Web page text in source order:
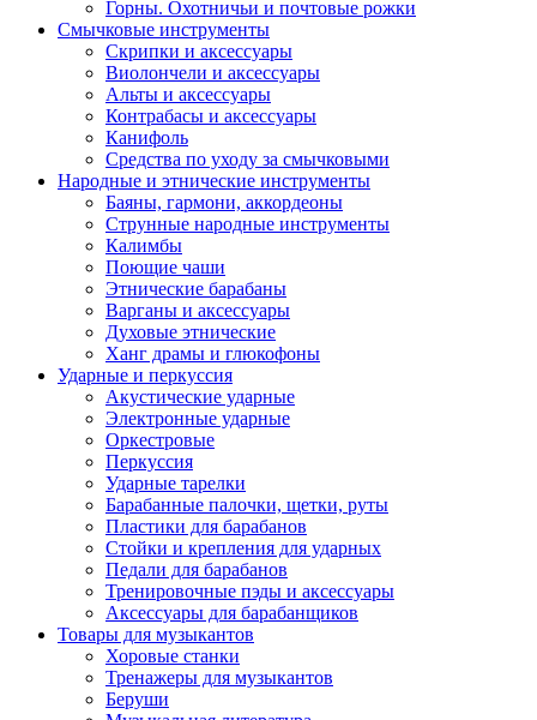
Горны. Охотничьи и почтовые рожки
Смычковые инструменты
Скрипки и аксессуары
Виолончели и аксессуары
Альты и аксессуары
Контрабасы и аксессуары
Канифоль
Средства по уходу за смычковыми
Народные и этнические инструменты
Баяны, гармони, аккордеоны
Струнные народные инструменты
Калимбы
Поющие чаши
Этнические барабаны
Варганы и аксессуары
Духовые этнические
Ханг драмы и глюкофоны
Ударные и перкуссия
Акустические ударные
Электронные ударные
Оркестровые
Перкуссия
Ударные тарелки
Барабанные палочки, щетки, руты
Пластики для барабанов
Стойки и крепления для ударных
Педали для барабанов
Тренировочные пэды и аксессуары
Аксессуары для барабанщиков
Товары для музыкантов
Хоровые станки
Тренажеры для музыкантов
Беруши